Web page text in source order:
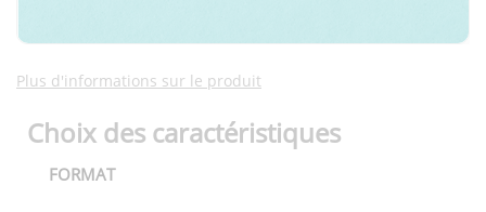
Plus d'informations sur le produit
Choix des caractéristiques
FORMAT